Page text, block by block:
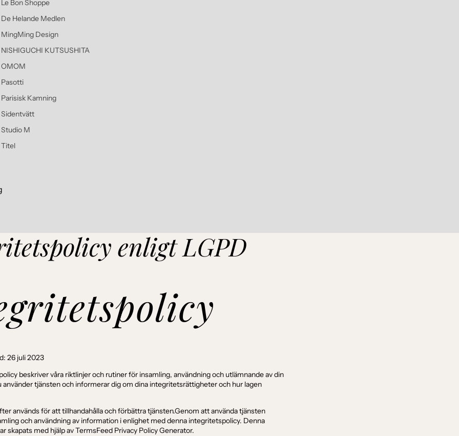
Le Bon Shoppe
De Helande Medlen
MingMing Design
NISHIGUCHI KUTSUSHITA
OMOM
Pasotti
Parisisk Kamning
Sidentvätt
Studio M
Titel
enligt LGPD
26 juli 2023
beskriver våra riktlinjer och rutiner för insamling, användning och utlämnande av din
använder tjänsten och informerar dig om dina integritetsrättigheter och hur lagen
används för att tillhandahålla och förbättra tjänsten.Genom att använda tjänsten
och användning av information i enlighet med denna integritetspolicy. Denna
skapats med hjälp avTermsFeed Privacy Policy Generator.